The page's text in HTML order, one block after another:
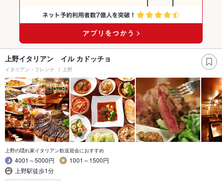
上野イタリアン イル カドッチョ
イタリアン・フレンチ 上野
上野の隠れ家イタリアン歓送迎会におすすめ
4001～5000円
1001～1500円
上野駅徒歩1分